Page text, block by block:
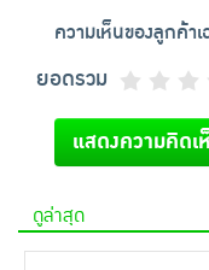
ความเห็นของลูกค้า
ยอดรวม
แสดงความคิดเ
ดูล่าสุด